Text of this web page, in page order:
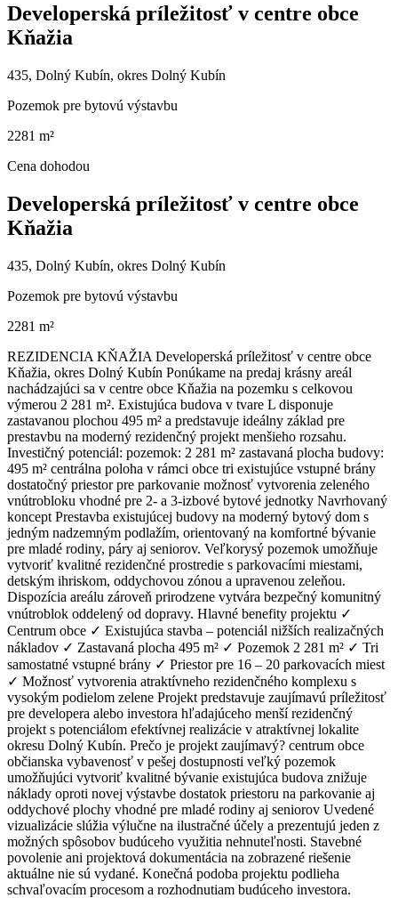
Developerská príležitosť v centre obce
Kňažia
435, Dolný Kubín, okres Dolný Kubín
Pozemok pre bytovú výstavbu
2281 m²
Cena dohodou
Developerská príležitosť v centre obce
Kňažia
435, Dolný Kubín, okres Dolný Kubín
Pozemok pre bytovú výstavbu
2281 m²
REZIDENCIA KŇAŽIA Developerská príležitosť v centre obce
Kňažia, okres Dolný Kubín Ponúkame na predaj krásny areál
nachádzajúci sa v centre obce Kňažia na pozemku s celkovou
výmerou 2 281 m². Existujúca budova v tvare L disponuje
zastavanou plochou 495 m² a predstavuje ideálny základ pre
prestavbu na moderný rezidenčný projekt menšieho rozsahu.
Investičný potenciál: pozemok: 2 281 m² zastavaná plocha budovy:
495 m² centrálna poloha v rámci obce tri existujúce vstupné brány
dostatočný priestor pre parkovanie možnosť vytvorenia zeleného
vnútrobloku vhodné pre 2- a 3-izbové bytové jednotky Navrhovaný
koncept Prestavba existujúcej budovy na moderný bytový dom s
jedným nadzemným podlažím, orientovaný na komfortné bývanie
pre mladé rodiny, páry aj seniorov. Veľkorysý pozemok umožňuje
vytvoriť kvalitné rezidenčné prostredie s parkovacími miestami,
detským ihriskom, oddychovou zónou a upravenou zeleňou.
Dispozícia areálu zároveň prirodzene vytvára bezpečný komunitný
vnútroblok oddelený od dopravy. Hlavné benefity projektu ✓
Centrum obce ✓ Existujúca stavba – potenciál nižších realizačných
nákladov ✓ Zastavaná plocha 495 m² ✓ Pozemok 2 281 m² ✓ Tri
samostatné vstupné brány ✓ Priestor pre 16 – 20 parkovacích miest
✓ Možnosť vytvorenia atraktívneho rezidenčného komplexu s
vysokým podielom zelene Projekt predstavuje zaujímavú príležitosť
pre developera alebo investora hľadajúceho menší rezidenčný
projekt s potenciálom efektívnej realizácie v atraktívnej lokalite
okresu Dolný Kubín. Prečo je projekt zaujímavý? centrum obce
občianska vybavenosť v pešej dostupnosti veľký pozemok
umožňujúci vytvoriť kvalitné bývanie existujúca budova znižuje
náklady oproti novej výstavbe dostatok priestoru na parkovanie aj
oddychové plochy vhodné pre mladé rodiny aj seniorov Uvedené
vizualizácie slúžia výlučne na ilustračné účely a prezentujú jeden z
možných spôsobov budúceho využitia nehnuteľnosti. Stavebné
povolenie ani projektová dokumentácia na zobrazené riešenie
aktuálne nie sú vydané. Konečná podoba projektu podlieha
schvaľovacím procesom a rozhodnutiam budúceho investora.